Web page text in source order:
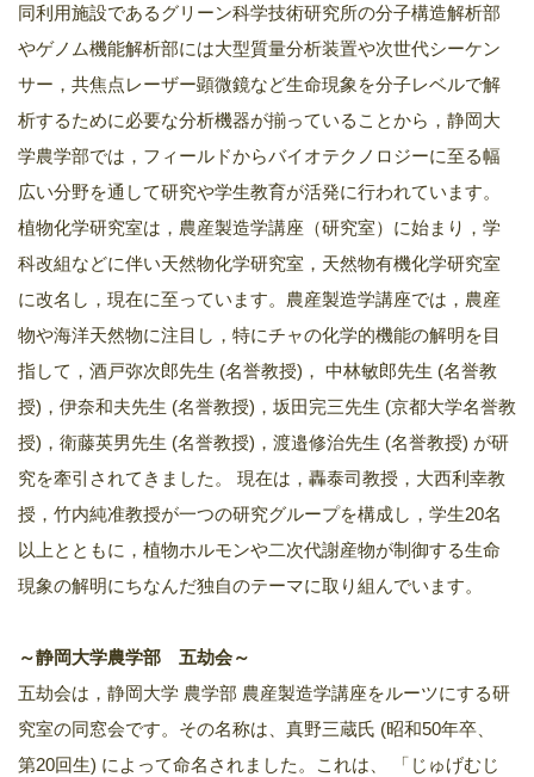
同利用施設であるグリーン科学技術研究所の分子構造解析部
やゲノム機能解析部には大型質量分析装置や次世代シーケン
サー，共焦点レーザー顕微鏡など生命現象を分子レベルで解
析するために必要な分析機器が揃っていることから，静岡大
学農学部では，フィールドからバイオテクノロジーに至る幅
広い分野を通して研究や学生教育が活発に行われています。
植物化学研究室は，農産製造学講座（研究室）に始まり，学
科改組などに伴い天然物化学研究室，天然物有機化学研究室
に改名し，現在に至っています。農産製造学講座では，農産
物や海洋天然物に注目し，特にチャの化学的機能の解明を目
指して，酒戸弥次郎先生 (名誉教授)， 中林敏郎先生 (名誉教
授)，伊奈和夫先生 (名誉教授)，坂田完三先生 (京都大学名誉教
授)，衛藤英男先生 (名誉教授)，渡邉修治先生 (名誉教授) が研
究を牽引されてきました。 現在は，轟泰司教授，大西利幸教
授，竹内純准教授が一つの研究グループを構成し，学生20名
以上とともに，植物ホルモンや二次代謝産物が制御する生命
現象の解明にちなんだ独自のテーマに取り組んでいます。
～静岡大学農学部 五劫会～
五劫会は，静岡大学 農学部 農産製造学講座をルーツにする研
究室の同窓会です。その名称は、真野三蔵氏 (昭和50年卒、
第20回生) によって命名されました。これは、 「じゅげむじ